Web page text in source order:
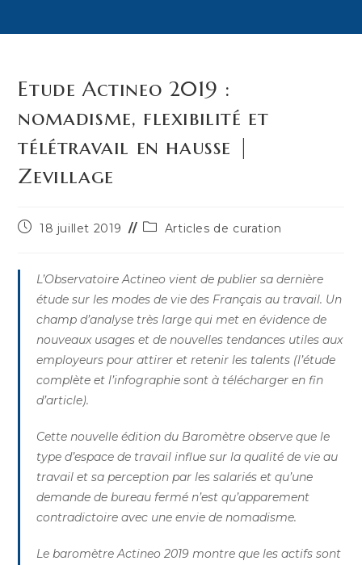
Etude Actineo 2019 :
nomadisme, flexibilité et
télétravail en hausse |
Zevillage
Publication
18 juillet 2019
PostArticles de curation
L’Observatoire Actineo vient de publier sa dernière
étude sur les modes de vie des Français au travail. Un
champ d’analyse très large qui met en évidence de
nouveaux usages et de nouvelles tendances utiles aux
employeurs pour attirer et retenir les talents (l’étude
complète et l’infographie sont à télécharger en fin
d’article).
Cette nouvelle édition du Baromètre observe que le
type d’espace de travail influe sur la qualité de vie au
travail et sa perception par les salariés et qu’une
demande de bureau fermé n’est qu’apparement
contradictoire avec une envie de nomadisme.
Le baromètre Actineo 2019 montre que les actifs sont